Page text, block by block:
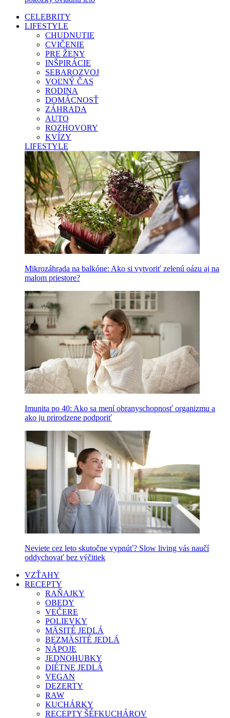
CELEBRITY
LIFESTYLE
CHUDNUTIE
CVIČENIE
PRE ŽENY
INŠPIRÁCIE
SEBAROZVOJ
VOĽNÝ ČAS
RODINA
DOMÁCNOSŤ
ZÁHRADA
AUTO
ROZHOVORY
KVÍZY
LIFESTYLE
Mikrozáhrada na balkóne: Ako si vytvoriť zelenú oázu aj na
malom priestore?
Imunita po 40: Ako sa mení obranyschopnosť organizmu a
ako ju prirodzene podporiť
Neviete cez leto skutočne vypnúť? Slow living vás naučí
oddychovať bez výčitiek
VZŤAHY
RECEPTY
RAŇAJKY
OBEDY
VEČERE
POLIEVKY
MÄSITÉ JEDLÁ
BEZMÄSITÉ JEDLÁ
NÁPOJE
JEDNOHUBKY
DIÉTNE JEDLÁ
VEGAN
DEZERTY
RAW
KUCHÁRKY
RECEPTY ŠÉFKUCHÁROV